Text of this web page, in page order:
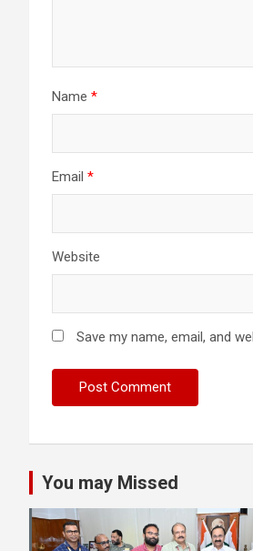
Name *
Email *
Website
Save my name, email, and
You may Missed